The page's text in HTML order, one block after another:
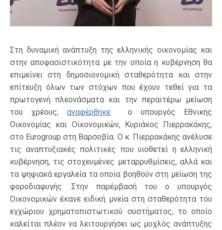
Στη δυναμική ανάπτυξη της ελληνικής οικονομίας και
στην αποφασιστικότητα με την οποία η κυβέρνηση θα
επιμείνει στη δημοσιονομική σταθερότητα και στην
επίτευξη όλων των στόχων που έχουν τεθεί για τα
πρωτογενή πλεονάσματα και την περαιτέρω μείωση
του χρέους,αναφέρθηκε ο υπουργός Εθνικής
Οικονομίας και Οικονομικών, Κυριάκος Πιερρακάκης,
στο Eurogroup στη Βαρσοβία. O κ. Πιερρακάκης ανέλυσε
τις αναπτυξιακές πολιτικές που υιοθετεί η ελληνική
κυβέρνηση, τις στοχευμένες μεταρρυθμίσεις, αλλά και
τα ψηφιακά εργαλεία τα οποία βοηθούν στη μείωση της
φοροδιαφυγής. Στην παρέμβασή του ο υπουργός
Οικονομικών έκανε ειδική μνεία στη σταθερότητα του
εγχώριου χρηματοπιστωτικού συστήματος, το οποίο
καλείται πλέον να λειτουργήσει ως μοχλός ανάπτυξης